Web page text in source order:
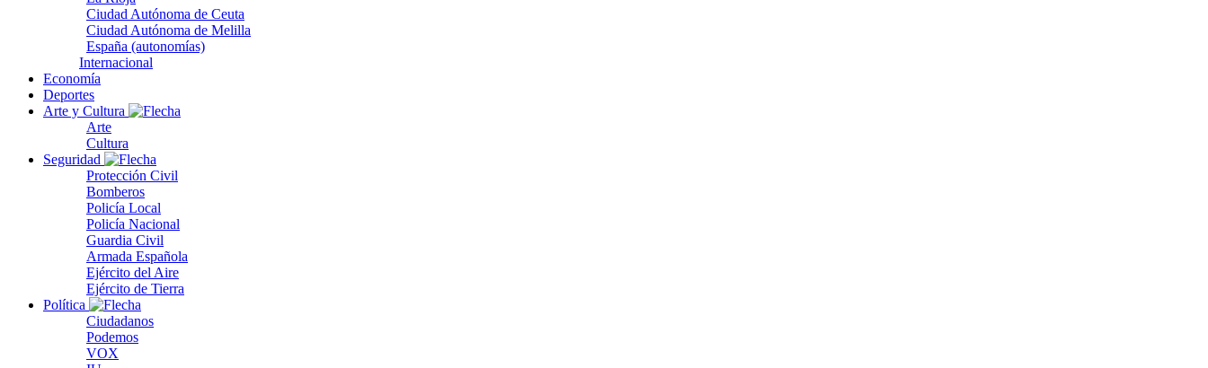
Ciudad Autónoma de Ceuta
Ciudad Autónoma de Melilla
España (autonomías)
Internacional
Economía
Deportes
Arte y Cultura
Arte
Cultura
Seguridad
Protección Civil
Bomberos
Policía Local
Policía Nacional
Guardia Civil
Armada Española
Ejército del Aire
Ejército de Tierra
Política
Ciudadanos
Podemos
VOX